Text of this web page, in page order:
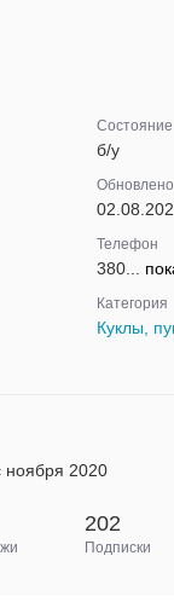
Состояние
б/у
Обновлено
Телефон
380...
Категория
Куклы,
ноября 2020
202
Подписки